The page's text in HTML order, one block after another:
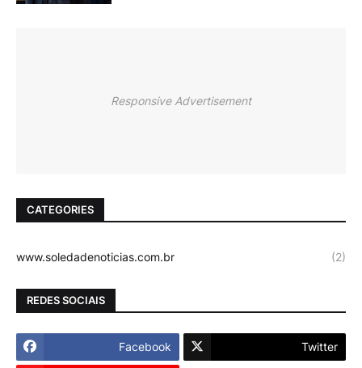
Responsive Advertisement
CATEGORIES
www.soledadenoticias.com.br (2)
REDES SOCIAIS
Facebook Twitter